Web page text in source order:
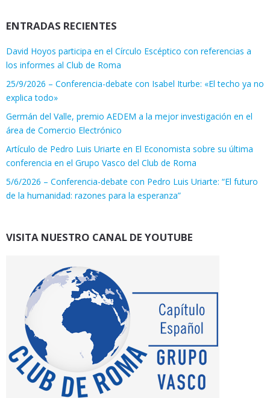
ENTRADAS RECIENTES
David Hoyos participa en el Círculo Escéptico con referencias a
los informes al Club de Roma
25/9/2026 – Conferencia-debate con Isabel Iturbe: «El techo ya no
explica todo»
Germán del Valle, premio AEDEM a la mejor investigación en el
área de Comercio Electrónico
Artículo de Pedro Luis Uriarte en El Economista sobre su última
conferencia en el Grupo Vasco del Club de Roma
5/6/2026 – Conferencia-debate con Pedro Luis Uriarte: “El futuro
de la humanidad: razones para la esperanza”
VISITA NUESTRO CANAL DE YOUTUBE